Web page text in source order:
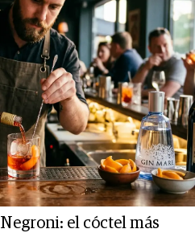
el cóctel más